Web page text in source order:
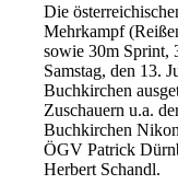
Die
Mehrkampf
sowie 30m Sprint,
Samstag, den 13.
Buchkirchen
Zuschauern u.a.
Buchkirchen
ÖGV Patrick
Herbert Schandl.